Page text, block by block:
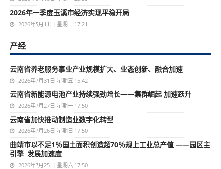
2026年一季度玉溪市经济实现平稳开局
2026年5月11日 星期一 17:21
产经
云南省养老服务事业产业规模扩大、业态创新、融合加速
2026年7月31日 星期五 15:42
云南省新能源电池产业持续强劲增长——集群崛起 加速跃升
2026年7月27日 星期一 17:50
云南省加快推动制造业数字化转型
2026年7月26日 星期日 17:50
曲靖市以不足1％国土面积创造超70％规上工业总产值 ——园区主
引擎 发展加速度
2026年7月25日 星期六 17:50